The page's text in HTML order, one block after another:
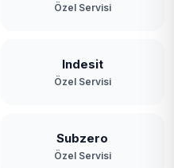
Özel Servisi
Indesit
Özel Servisi
Subzero
Özel Servisi